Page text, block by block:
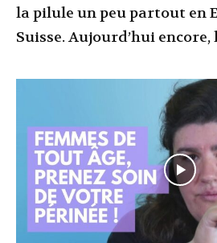
la pilule un peu partout en
Suisse. Aujourd’hui encore,